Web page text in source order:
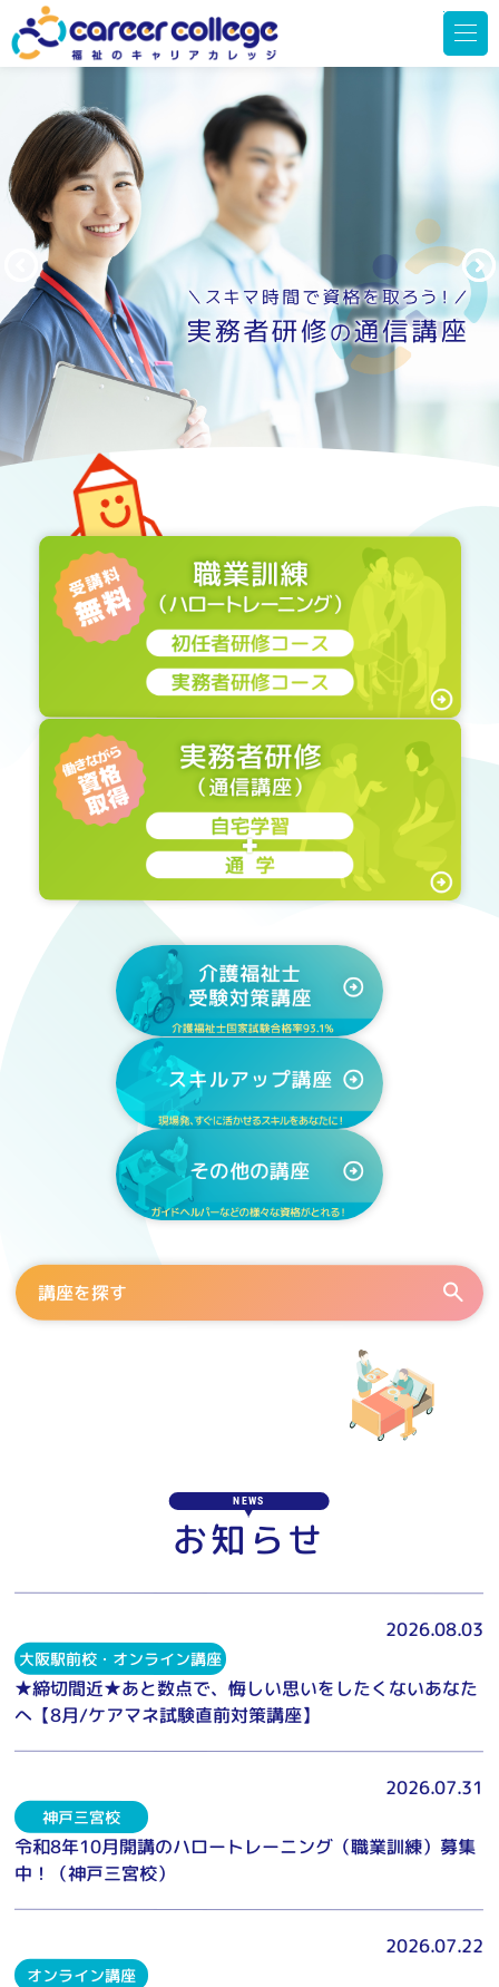
メ
ー
を
講座を探す
NEWS
お知らせ
2026.08.03
大阪駅前校・オンライン講座
★締切間近★あと数点で、悔しい思いをしたくないあなた
へ【8月/ケアマネ試験直前対策講座】
2026.07.31
神戸三宮校
令和8年10月開講のハロートレーニング（職業訓練）募集
中！（神戸三宮校）
2026.07.22
オンライン講座